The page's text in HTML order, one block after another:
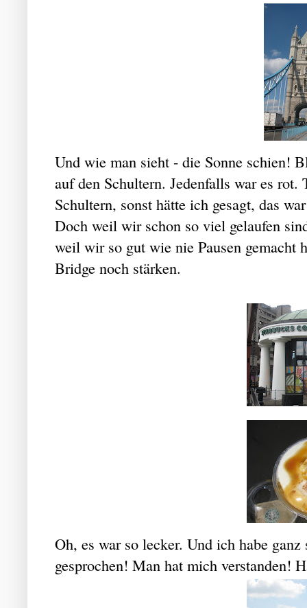
Und wie man sieht - die Sonne schien!
auf den Schultern. Jedenfalls war es
Schultern, sonst hätte ich gesagt, das
Doch weil wir schon so viel gelaufen
weil wir so gut wie nie Pausen gemacht
Bridge noch stärken.
Oh, es war so lecker. Und ich habe
gesprochen! Man hat mich verstanden!